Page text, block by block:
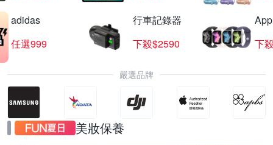
adidas
任選999
行車記錄器
下殺$2590
下
嚴選品牌
美妝保養